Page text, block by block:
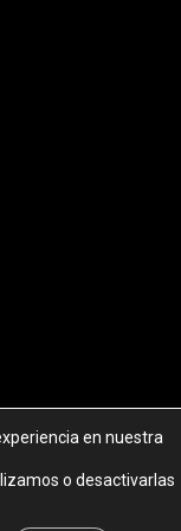
en nuestra
o desactivarlas